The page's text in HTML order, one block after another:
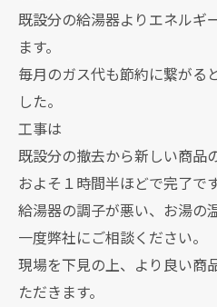
既設分の給湯器よりエネルギ
ます。
毎月のガス代も節約に繋がる
した。
工事は
既設分の撤去から新しい商品
およそ１時間半ほどで完了です
給湯器の調子が悪い、お湯の
一度弊社にご相談ください。
現場を下見の上、より良い商
ただきます。